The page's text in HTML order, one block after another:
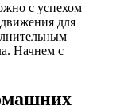
с успехом
для
Начнем с